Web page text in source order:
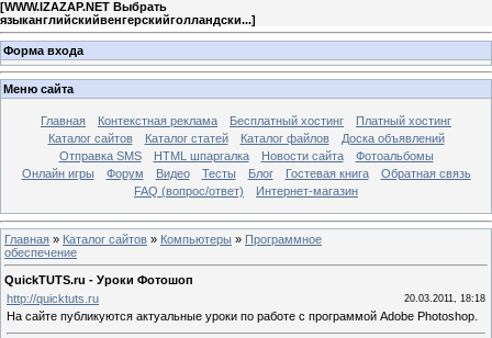
[WWW.IZAZAP.NET Выбрать
языканглийскийвенгерскийголландски...]
Форма входа
Меню сайта
Главная Контекстная реклама Бесплатный хостинг
Платный хостинг
Каталог сайтов
Каталог статей Каталог файлов
Доска объявлений
Отправка SMS
HTML шпаргалка Новости сайта
Фотоальбомы
Онлайн игры
Форум Видео Тесты Блог Гостевая книга
Обратная связь
FAQ (вопрос/ответ)
Интернет-магазин
Главная » Каталог сайтов » Компьютеры » Программное
обеспечение
QuickTUTS.ru - Уроки Фотошоп
http://quicktuts.ru
20.03.2011, 18:18
На сайте публикуются актуальные уроки по работе с программой Adobe Photoshop.